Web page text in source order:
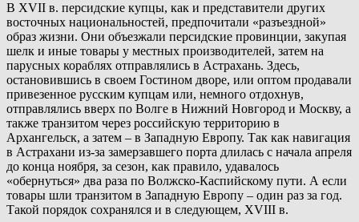
В XVII в. персидские купцы, как и представители других
восточных национальностей, предпочитали «разъездной»
образ жизни. Они объезжали персидские провинции, закупая
шелк и иные товары у местных производителей, затем на
парусных кораблях отправлялись в Астрахань. Здесь,
остановившись в своем Гостином дворе, или оптом продавали
привезенное русским купцам или, немного отдохнув,
отправлялись вверх по Волге в Нижний Новгород и Москву, а
также транзитом через российскую территорию в
Архангельск, а затем – в Западную Европу. Так как навигация
в Астрахани из-за замерзавшего порта длилась с начала апреля
до конца ноября, за сезон, как правило, удавалось
«обернуться» два раза по Волжско-Каспийскому пути. А если
товары шли транзитом в Западную Европу – один раз за год.
Такой порядок сохранялся и в следующем, XVIII в.